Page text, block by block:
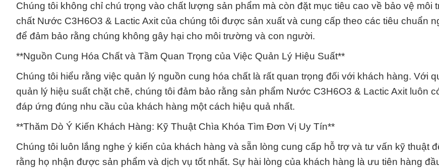
Chúng tôi không chỉ chú trọng vào chất lượng sản phẩm mà còn đặt mục tiêu cao về bảo vệ môi
chất Nước C3H6O3 & Lactic Axit của chúng tôi được sản xuất và cung cấp theo các tiêu chuẩn
để đảm bảo rằng chúng không gây hại cho môi trường và con người.
**Nguồn Cung Hóa Chất và Tầm Quan Trọng của Việc Quản Lý Hiệu Suất**
Chúng tôi hiểu rằng việc quản lý nguồn cung hóa chất là rất quan trọng đối với khách hàng. Với
quản lý hiệu suất chặt chẽ, chúng tôi đảm bảo rằng sản phẩm Nước C3H6O3 & Lactic Axit luôn
đáp ứng đúng nhu cầu của khách hàng một cách hiệu quả nhất.
**Thăm Dò Ý Kiến Khách Hàng: Kỹ Thuật Chìa Khóa Tìm Đơn Vị Uy Tín**
Chúng tôi luôn lắng nghe ý kiến của khách hàng và sẵn lòng cung cấp hỗ trợ và tư vấn kỹ thuật
rằng họ nhận được sản phẩm và dịch vụ tốt nhất. Sự hài lòng của khách hàng là ưu tiên hàng